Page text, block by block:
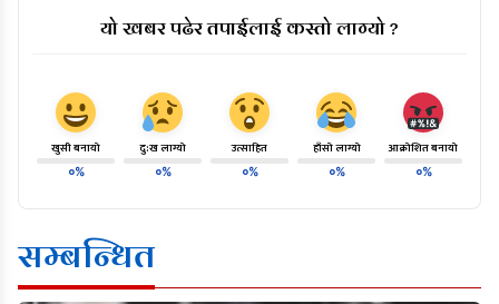
यो खबर पढेर तपाईलाई कस्तो लाग्यो ?
खुसी बनायो
०%
दु:ख लाग्यो
०%
उत्साहित
०%
हाँसो लाग्यो
०%
आक्रोशित बनायो
०%
सम्बन्धित